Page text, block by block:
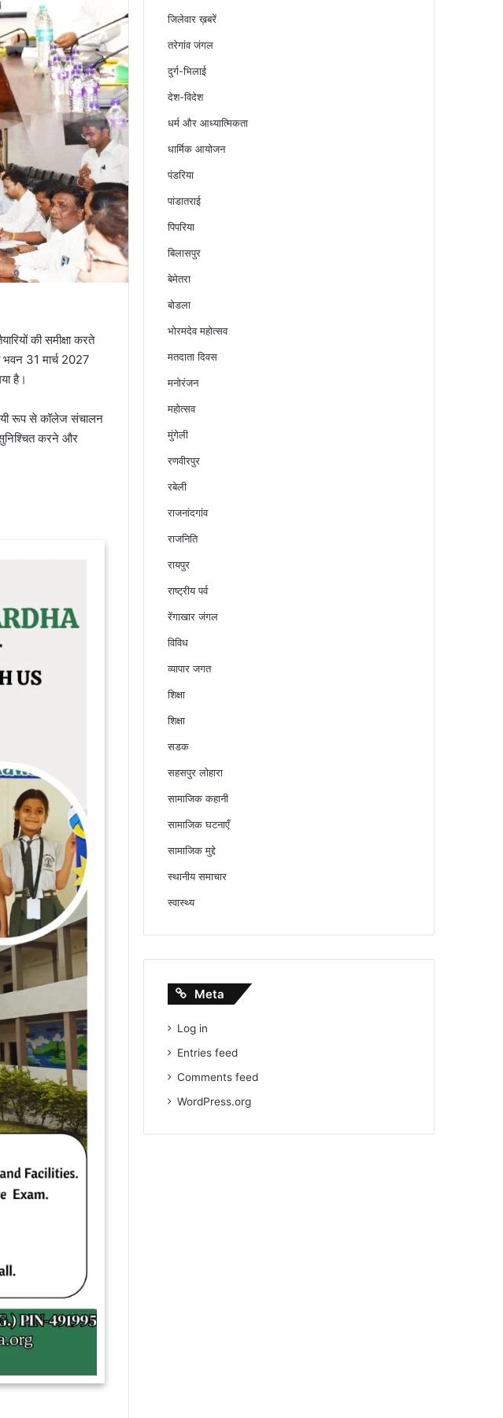
की समीक्षा करते
भवन 31 मार्च 2027
है।
रूप से कॉलेज संचालन
करने और
जिलेवार ख़बरें
तरेगांव जंगल
दुर्ग-भिलाई
देश-विदेश
धर्म और आध्यात्मिकता
धार्मिक आयोजन
पंडरिया
पांडातराई
पिपरिया
बिलासपुर
बेमेतरा
बोडला
भोरमदेव महोत्सव
मतदाता दिवस
मनोरंजन
महोत्सव
मुंगेली
रणवीरपुर
रबेली
राजनांदगांव
राजनिति
रायपुर
राष्ट्रीय पर्व
रेंगाखार जंगल
विविध
व्यापार जगत
शिक्षा
शिक्षा
सडक
सहसपुर लोहारा
सामाजिक कहानी
सामाजिक घटनाएँ
सामाजिक मुद्दे
स्थानीय समाचार
स्वास्थ्य
Meta
Log in
Entries feed
Comments feed
WordPress.org